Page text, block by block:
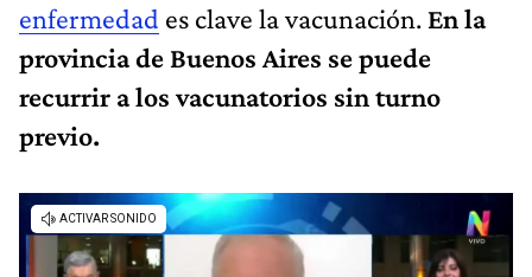
enfermedad es clave la vacunación. En la
provincia de Buenos Aires se puede
recurrir a los vacunatorios sin turno
previo.